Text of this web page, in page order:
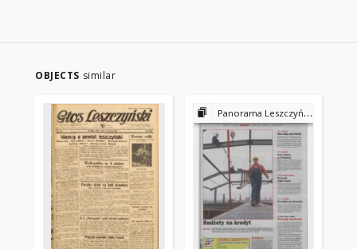
OBJECTS similar
Panorama Leszczyńska 2002